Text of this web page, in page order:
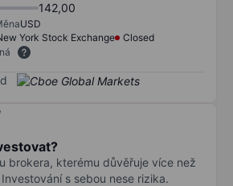
142,00
USD
York Stock Exchange
Closed
brokera, kterému důvěřuje více než
s sebou nese rizika.